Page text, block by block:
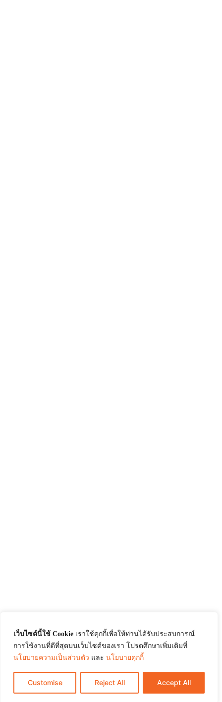
เว็บไซต์นี้ใช้ Cookie เราใช้คุกกี้เพื่อให้ท่านได้รับประสบการณ์
การใช้งานที่ดีที่สุดบนเว็บไซต์ของเรา โปรดศึกษาเพิ่มเติมที่
นโยบายความเป็นส่วนตัว และ นโยบายคุกกี้
Customise Reject All Accept All